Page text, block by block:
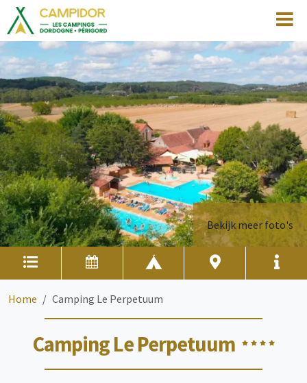
Bekijk meer foto's
Home Camping Le Perpetuum
Camping Le Perpetuum